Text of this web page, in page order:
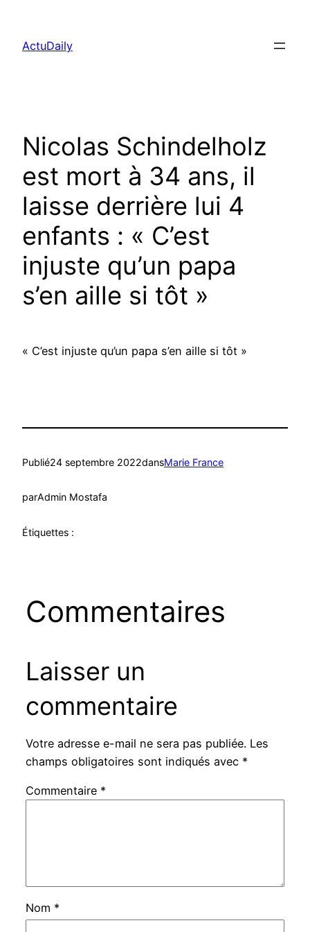
contenu
ActuDaily
Nicolas Schindelholz
est mort à 34 ans, il
laisse derrière lui 4
enfants : « C’est
injuste qu’un papa
s’en aille si tôt »
« C’est injuste qu’un papa s’en aille si tôt »
Publié24 septembre 2022dansMarie France
parAdmin Mostafa
Étiquettes :
Commentaires
Laisser un
commentaire
Votre adresse e-mail ne sera pas publiée. Les
champs obligatoires sont indiqués avec *
Commentaire *
Nom *